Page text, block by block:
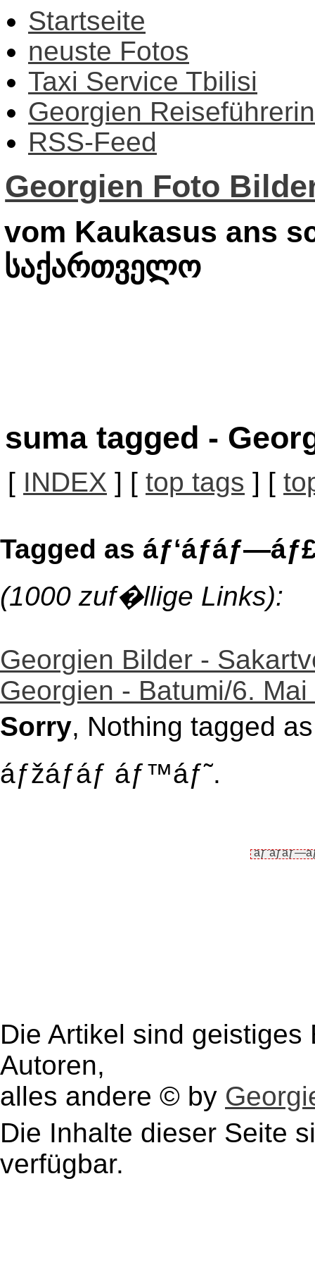
Startseite
neuste Fotos
Taxi Service Tbilisi
Georgien Reiseführerin
RSS-Feed
Georgien Foto
vom Kaukasus ans
საქართველო
suma tagged -
[ INDEX ] [ top tags ] [
Tagged as
(1000 zuf�llige Links):
Georgien Bilder -
Georgien - Batumi/6.
Sorry, Nothing tagged as
áƒžáƒáƒ áƒ™áƒ˜.
Die Artikel sind
Autoren,
alles andere © by
Die Inhalte dieser Seite
verfügbar.